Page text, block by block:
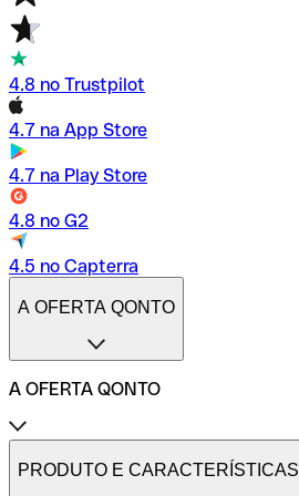
4.8 no Trustpilot
4.7 na App Store
4.7 na Play Store
4.8 no G2
4.5 no Capterra
A OFERTA QONTO
A OFERTA QONTO
Tarifas
Conta profissional online
PRODUTO E CARACTERÍSTICAS